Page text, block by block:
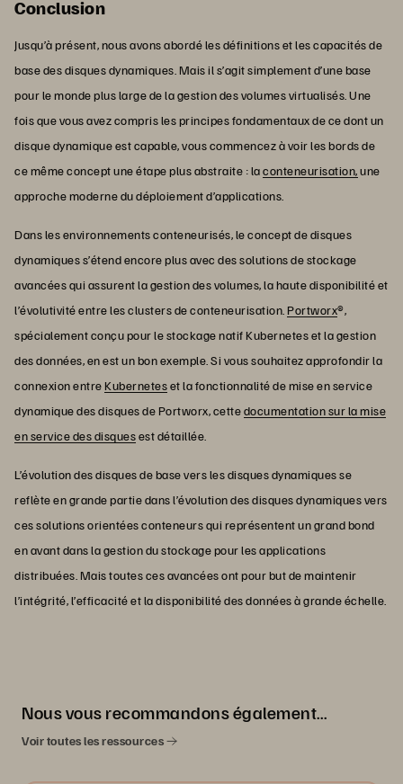
Conclusion
Jusqu’à présent, nous avons abordé les définitions et les capacités de
base des disques dynamiques. Mais il s’agit simplement d’une base
pour le monde plus large de la gestion des volumes virtualisés. Une
fois que vous avez compris les principes fondamentaux de ce dont un
disque dynamique est capable, vous commencez à voir les bords de
ce même concept une étape plus abstraite : laconteneurisation,une
approche moderne du déploiement d’applications.
Dans les environnements conteneurisés, le concept de disques
dynamiques s’étend encore plus avec des solutions de stockage
avancées qui assurent la gestion des volumes, la haute disponibilité et
l’évolutivité entre les clusters de conteneurisation.Portworx®,
spécialement conçu pour le stockage natif Kubernetes et la gestion
des données, en est un bon exemple. Si vous souhaitez approfondir la
connexion entreKuberneteset la fonctionnalité de mise en service
dynamique des disques de Portworx, cettedocumentation sur la mise
en service des disquesest détaillée.
L’évolution des disques de base vers les disques dynamiques se
reflète en grande partie dans l’évolution des disques dynamiques vers
ces solutions orientées conteneurs qui représentent un grand bond
en avant dans la gestion du stockage pour les applications
distribuées. Mais toutes ces avancées ont pour but de maintenir
l’intégrité, l’efficacité et la disponibilité des données à grande échelle.
Nous vous recommandons également…
Voir toutes les ressources